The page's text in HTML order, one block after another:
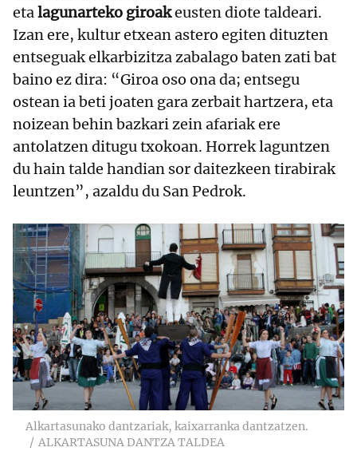
etalagunarteko giroakeusten diote taldeari.
Izan ere, kultur etxean astero egiten dituzten
entseguak elkarbizitza zabalago baten zati bat
baino ez dira: “Giroa oso ona da; entsegu
ostean ia beti joaten gara zerbait hartzera, eta
noizean behin bazkari zein afariak ere
antolatzen ditugu txokoan. Horrek laguntzen
du hain talde handian sor daitezkeen tirabirak
leuntzen”, azaldu du San Pedrok.
Alkartasunako dantzariak, kaixarranka dantzatzen.
ALKARTASUNA DANTZA TALDEA